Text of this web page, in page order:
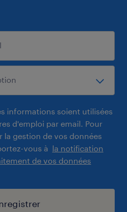
informations soient utilisées
d'emploi par email. Pour
la gestion de vos données
vous à la notification
de vos données